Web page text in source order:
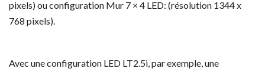
pixels) ou configuration Mur 7 × 4 LED: (résolution 1344 x
768 pixels).
Avec une configuration LED LT2.5i, par exemple, une